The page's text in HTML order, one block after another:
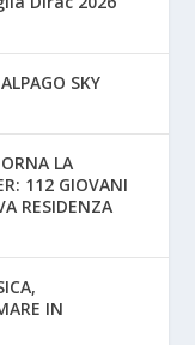
SKY
LA
112 GIOVANI
RESIDENZA
IN